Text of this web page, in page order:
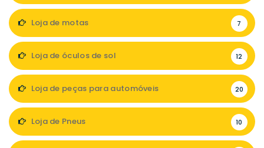
Loja de motas 7
Loja de óculos de sol 12
Loja de peças para automóveis 20
Loja de Pneus 10